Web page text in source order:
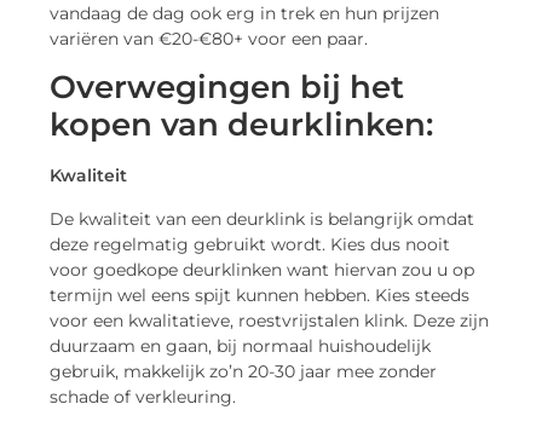
vandaag de dag ook erg in trek en hun prijzen
variëren van €20-€80+ voor een paar.
Overwegingen bij het
kopen van deurklinken:
Kwaliteit
De kwaliteit van een deurklink is belangrijk omdat
deze regelmatig gebruikt wordt. Kies dus nooit
voor goedkope deurklinken want hiervan zou u op
termijn wel eens spijt kunnen hebben. Kies steeds
voor een kwalitatieve, roestvrijstalen klink. Deze zijn
duurzaam en gaan, bij normaal huishoudelijk
gebruik, makkelijk zo’n 20-30 jaar mee zonder
schade of verkleuring.